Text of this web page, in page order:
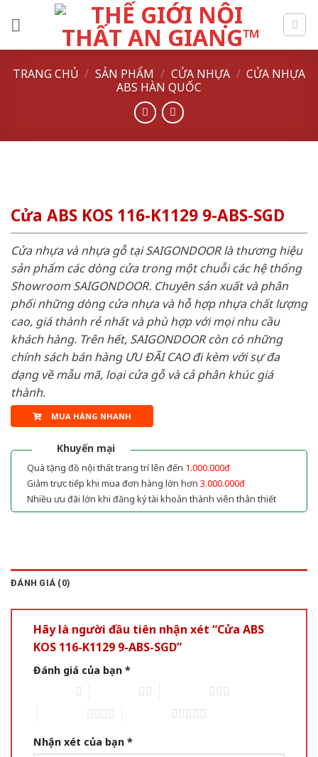
TRANG CHỦ / SẢN PHẨM / CỬA NHỰA / CỬA NHỰA
ABS HÀN QUỐC
Cửa ABS KOS 116-K1129 9-ABS-SGD
Cửa nhựa và nhựa gỗ tại SAIGONDOOR là thương hiệu
sản phẩm các dòng cửa trong một chuỗi các hệ thống
Showroom SAIGONDOOR. Chuyên sản xuất và phân
phối những dòng cửa nhựa và hỗ hợp nhựa chất lượng
cao, giá thành rẻ nhất và phù hợp với mọi nhu cầu
khách hàng. Trên hết, SAIGONDOOR còn có những
chính sách bán hàng ƯU ĐÃI CAO đi kèm với sự đa
dạng về mẫu mã, loại cửa gỗ và cả phân khúc giá
thành.
MUA HÀNG NHANH
Khuyến mại
Quà tặng đồ nội thất trang trí lên đến 1.000.000đ
Giảm trực tiếp khi mua đơn hàng lớn hơn 3.000.000đ
Nhiều ưu đãi lớn khi đăng ký tài khoản thành viên thân thiết
ĐÁNH GIÁ (0)
Hãy là người đầu tiên nhận xét “Cửa ABS
KOS 116-K1129 9-ABS-SGD”
Đánh giá của bạn *
Nhận xét của bạn *